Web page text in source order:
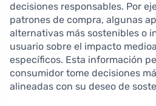
decisiones responsables. Por
patrones de compra, algunas
alternativas más sostenibles o
usuario sobre el impacto
específicos. Esta información
consumidor tome decisiones
alineadas con su deseo de